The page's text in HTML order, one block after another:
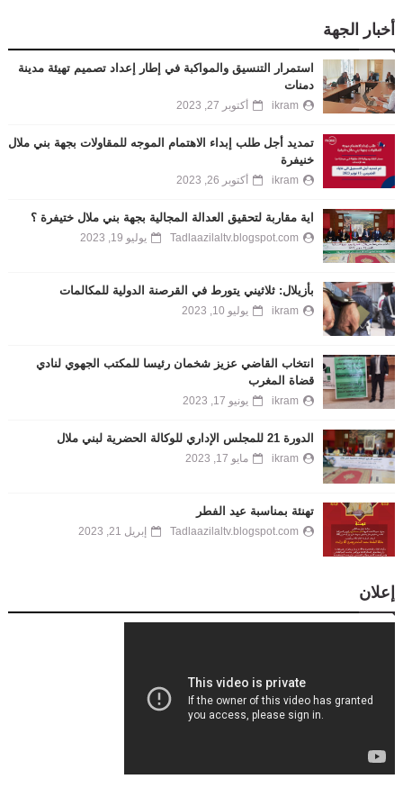
أخبار الجهة
استمرار التنسيق والمواكبة في إطار إعداد تصميم تهيئة مدينة
دمنات
ikram أكتوبر 27, 2023
تمديد أجل طلب إبداء الاهتمام الموجه للمقاولات بجهة بني ملال
خنيفرة
ikram أكتوبر 26, 2023
اية مقاربة لتحقيق العدالة المجالية بجهة بني ملال ختيفرة ؟
Tadlaazilaltv.blogspot.com يوليو 19, 2023
بأزيلال: ثلاثيني يتورط في القرصنة الدولية للمكالمات
ikram يوليو 10, 2023
انتخاب القاضي عزيز شخمان رئيسا للمكتب الجهوي لنادي
قضاة المغرب
ikram يونيو 17, 2023
الدورة 21 للمجلس الإداري للوكالة الحضرية لبني ملال
ikram مايو 17, 2023
تهنئة بمناسبة عيد الفطر
Tadlaazilaltv.blogspot.com إبريل 21, 2023
إعلان